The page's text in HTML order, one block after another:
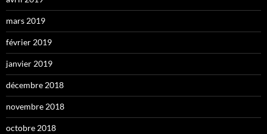
mars 2019
février 2019
janvier 2019
décembre 2018
novembre 2018
octobre 2018